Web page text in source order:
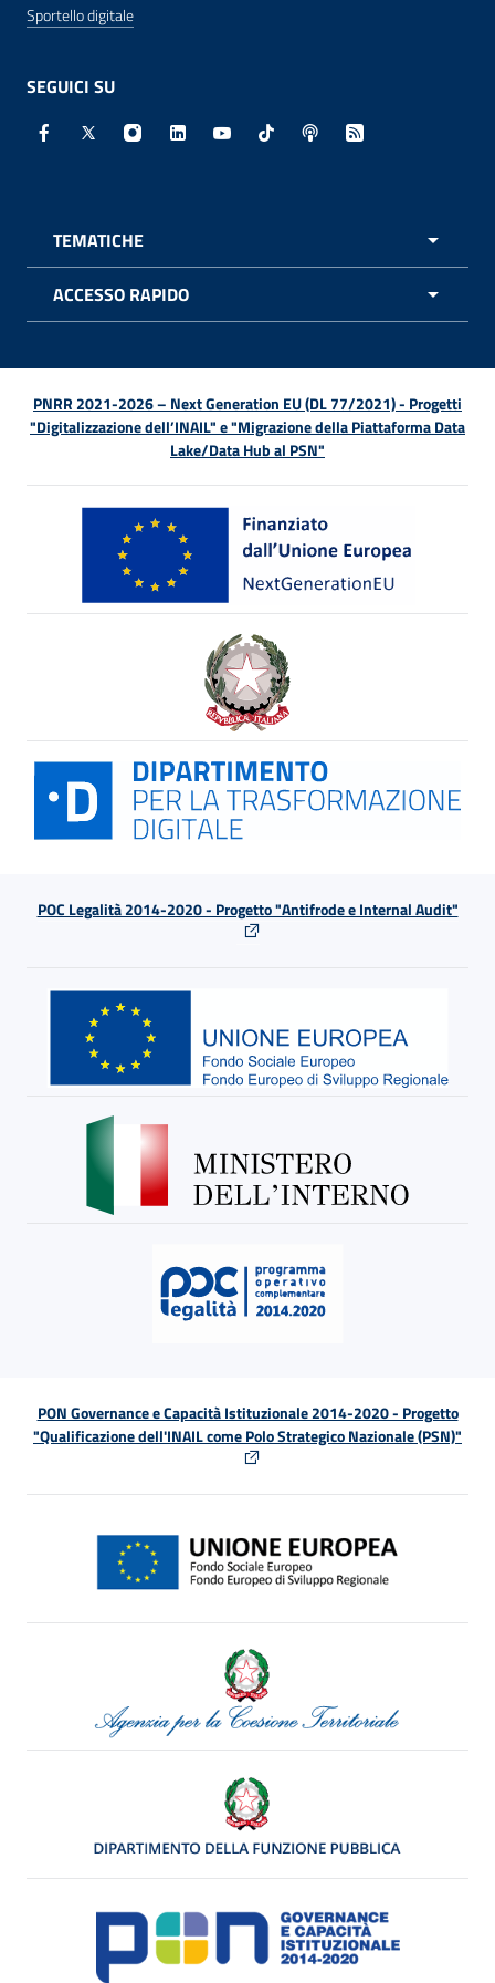
Sportello digitale
SEGUICI SU
Facebook - Sito esterno - Apertura in nuova finestra
X - Sito esterno - Apertura in nuova finestra
Instagram - Sito esterno - Apertura in
Linkedin - Sito esterno - Apertura in
Youtube - Sito esterno -
TikTok - Sito esterno -
Spreaker - Sito
Feed RSS -
TEMATICHE
ACCESSO RAPIDO
PNRR 2021-2026 – Next Generation EU (DL 77/2021) - Progetti
"Digitalizzazione dell’INAIL" e "Migrazione della Piattaforma Data
Lake/Data Hub al PSN"
POC Legalità 2014-2020 - Progetto "Antifrode e Internal Audit"
PON Governance e Capacità Istituzionale 2014-2020 - Progetto
"Qualificazione dell'INAIL come Polo Strategico Nazionale (PSN)"